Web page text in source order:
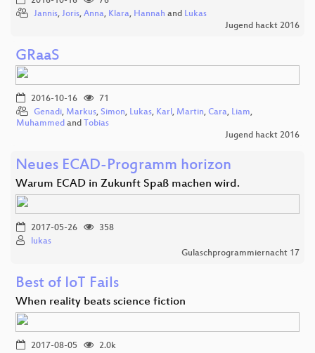
Jannis, Joris, Anna, Klara, Hannah and Lukas
Jugend hackt 2016
GRaaS
2016-10-16
71
Genadi, Markus, Simon, Lukas, Karl , Martin, Cara, Liam,
Muhammed and Tobias
Jugend hackt 2016
Neues ECAD-Programm horizon
Warum ECAD in Zukunft Spaß machen wird.
2017-05-26
358
lukas
Gulaschprogrammiernacht 17
Best of IoT Fails
When reality beats science fiction
2017-08-05
2.0k